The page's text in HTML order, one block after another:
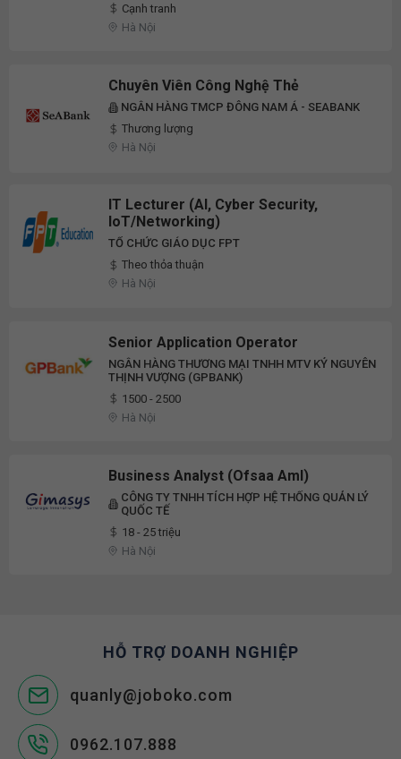
Cạnh tranh
Hà Nội
Chuyên Viên Công Nghệ Thẻ
NGÂN HÀNG TMCP ĐÔNG NAM Á - SEABANK
Thương lượng
Hà Nội
IT Lecturer (AI, Cyber Security,
IoT/Networking)
TỔ CHỨC GIÁO DỤC FPT
Theo thỏa thuận
Hà Nội
Senior Application Operator
NGÂN HÀNG THƯƠNG MẠI TNHH MTV KỶ NGUYÊN
THỊNH VƯỢNG (GPBANK)
1500 - 2500
Hà Nội
Business Analyst (Ofsaa Aml)
CÔNG TY TNHH TÍCH HỢP HỆ THỐNG QUẢN LÝ
QUỐC TẾ
18 - 25 triệu
Hà Nội
HỖ TRỢ DOANH NGHIỆP
quanly@joboko.com
0962.107.888